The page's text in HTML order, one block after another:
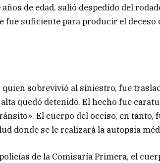
de edad, salió despedido del
fue suficiente para producir el deceso
sobrevivió al siniestro, fue
quedó detenido. El hecho fue
El cuerpo del occiso, en tanto,
donde se le realizará la autopsia
de la Comisaría Primera, el